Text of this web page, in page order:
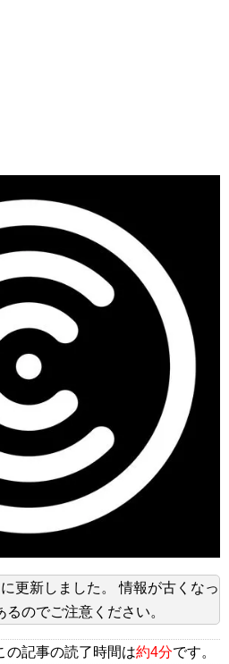
に更新しました。
情報が古くなっ
のでご注意ください。
の記事の読了時間は約4分です。